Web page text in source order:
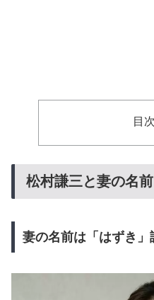
目次
松村謙三と妻の名
妻の名前は「はずき」